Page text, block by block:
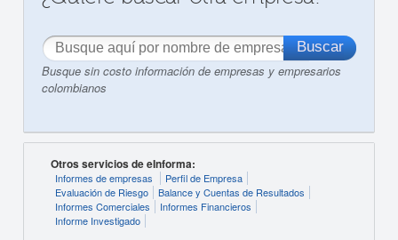
Busque sin costo información de empresas y empresarios
colombianos
Otros servicios de eInforma:
Informes de empresas
Perfil de Empresa
Evaluación de Riesgo
Balance y Cuentas de Resultados
Informes Comerciales
Informes Financieros
Informe Investigado